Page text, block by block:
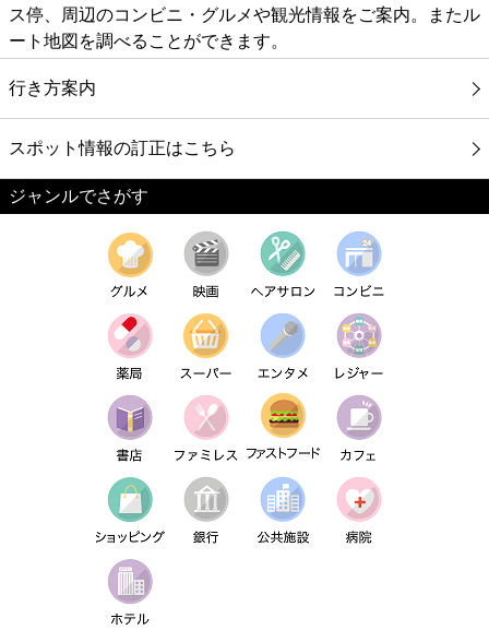
ス停、周辺のコンビニ・グルメや観光情報をご案内。またル
ート地図を調べることができます。
行き方案内
スポット情報の訂正はこちら
ジャンルでさがす